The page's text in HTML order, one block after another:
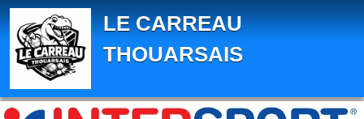
LE CARREAU
THOUARSAIS
Panneau de gestion des cookies